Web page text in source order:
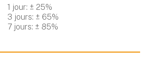
1 jour: ± 25%
3 jours: ± 65%
7 jours: ± 85%